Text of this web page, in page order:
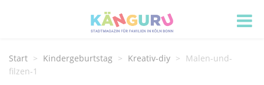
Start Kindergeburtstag Kreativ-diy
Malen-und-
filzen-1